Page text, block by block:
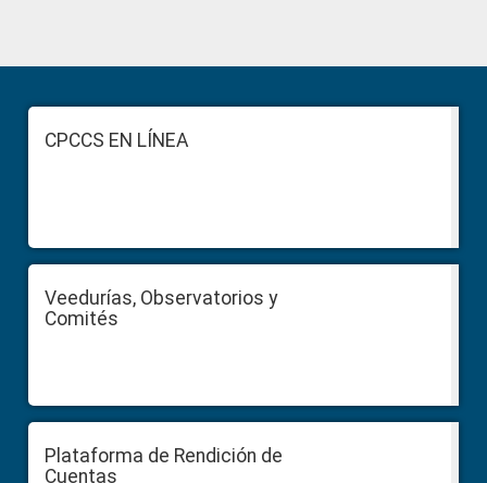
Sidebar
FooterCPCCS EN LÍNEA
Veedurías, Observatorios y
Comités
Plataforma de Rendición de
Cuentas